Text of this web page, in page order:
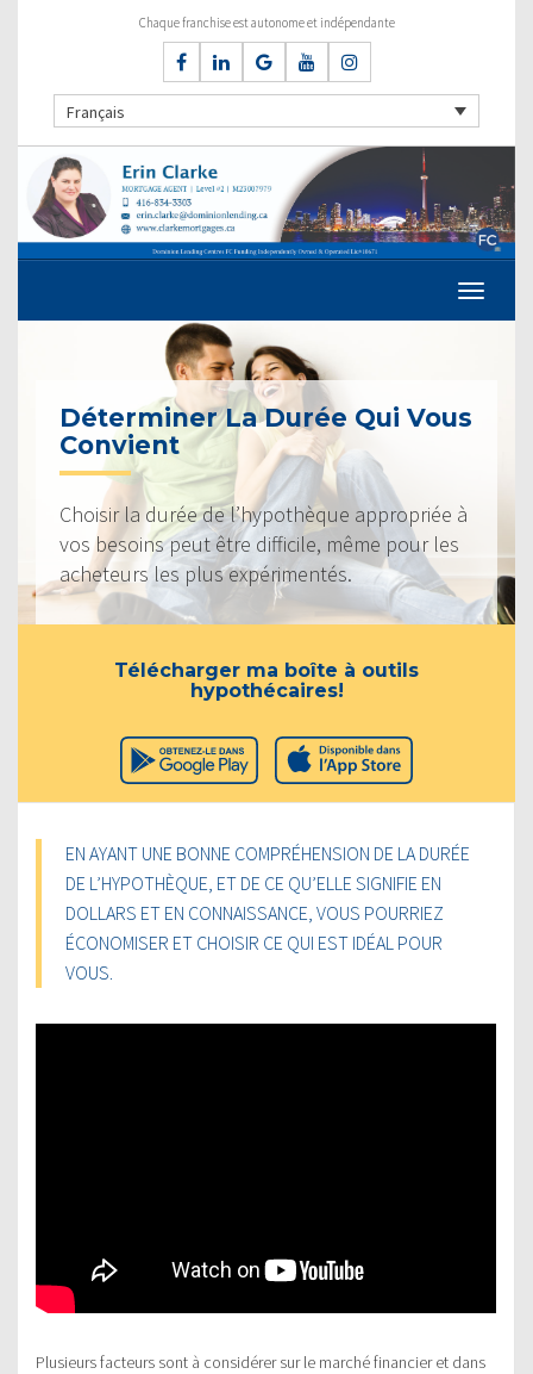
Chaque franchise est autonome et indépendante
Français
Déterminer La Durée Qui Vous
Convient
Choisir la durée de l’hypothèque appropriée à
vos besoins peut être difficile, même pour les
acheteurs les plus expérimentés.
Télécharger ma boîte à outils
hypothécaires!
EN AYANT UNE BONNE COMPRÉHENSION DE LA DURÉE
DE L’HYPOTHÈQUE, ET DE CE QU’ELLE SIGNIFIE EN
DOLLARS ET EN CONNAISSANCE, VOUS POURRIEZ
ÉCONOMISER ET CHOISIR CE QUI EST IDÉAL POUR
VOUS.
Plusieurs facteurs sont à considérer sur le marché financier et dans